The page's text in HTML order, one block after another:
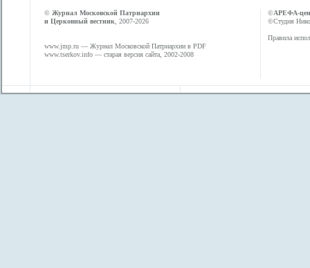
© Журнал Московской Патриархии
и Церковный вестник , 2007-2026
www.jmp.ru — Журнал Московской Патриархии в PDF
www.tserkov.info — старая версия сайта, 2002-2008
©АРЕФА-
©Студия
Правила